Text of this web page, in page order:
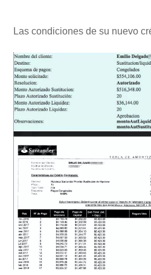
Las condiciones de su nuevo